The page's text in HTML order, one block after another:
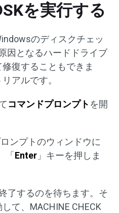
を実行する
のディスクチェッ
因となるハードドライブ
復することもできま
アルです。
コマンドプロンプト を開
ンプトのウィンドウに
「 Enter 」キーを押しま
了するのを待ちます。そ
て、MACHINE CHECK